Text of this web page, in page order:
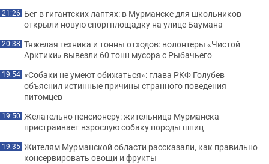
21:26 Бег в гигантских лаптях: в Мурманске для школьников
открыли новую спортплощадку на улице Баумана
20:38 Тяжелая техника и тонны отходов: волонтеры «Чистой
Арктики» вывезли 60 тонн мусора с Рыбачьего
19:54 «Собаки не умеют обижаться»: глава РКФ Голубев
объяснил истинные причины странного поведения
питомцев
19:50 Желательно пенсионеру: жительница Мурманска
пристраивает взрослую собаку породы шпиц
19:35 Жителям Мурманской области рассказали, как правильно
консервировать овощи и фрукты